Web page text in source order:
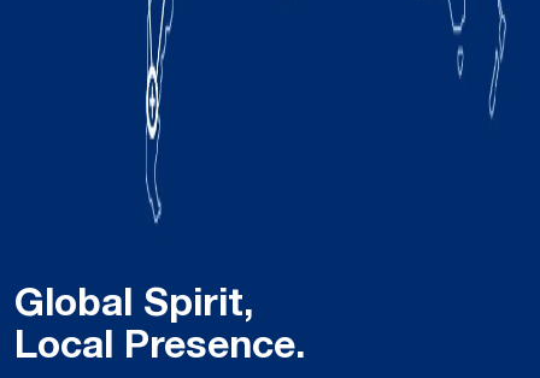
Global Spirit,
Local Presence.